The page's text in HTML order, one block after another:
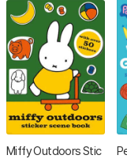
Miffy Outdoors Stic